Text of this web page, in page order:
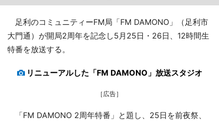
足利のコミュニティーFM局「FM DAMONO」（足利市
大門通）が開局2周年を記念し5月25日・26日、12時間生
特番を放送する。
リニューアルした「FM DAMONO」放送スタジオ
［広告］
「FM DAMONO 2周年特番」と題し、25日を前夜祭、